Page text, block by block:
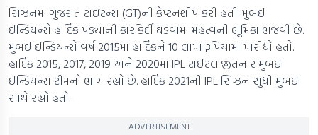
સિઝનમાં ગુજરાત ટાઇટન્સ (GT)ની કેપ્ટનશીપ કરી હતી. મુંબઈ
ઈન્ડિયન્સે હાર્દિક પંડ્યાની કારકિર્દી ઘડવામાં મહત્વની ભૂમિકા ભજવી છે.
મુંબઈ ઈન્ડિયન્સે વર્ષ 2015માં હાર્દિકને 10 લાખ રૂપિયામાં ખરીદ્યો હતો.
હાર્દિક 2015, 2017, 2019 અને 2020માં IPL ટાઈટલ જીતનાર મુંબઈ
ઈન્ડિયન્સ ટીમનો ભાગ રહ્યો છે. હાર્દિક 2021ની IPL સિઝન સુધી મુંબઈ
સાથે રહ્યો હતો.
ADVERTISEMENT